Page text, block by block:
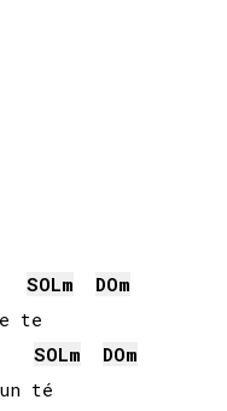
SOLm DOm
te
SOLm DOm
té